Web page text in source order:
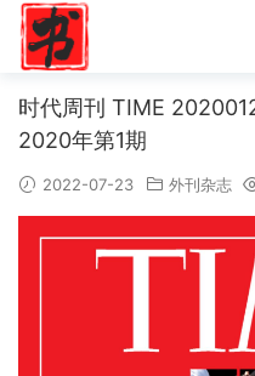
时代周刊 TIME
2020年第1期
2022-07-23 外刊杂志